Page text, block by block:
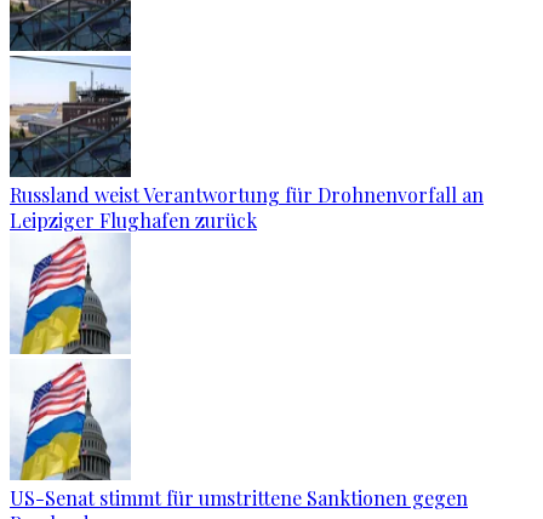
Russland weist Verantwortung für Drohnenvorfall an
Leipziger Flughafen zurück
US-Senat stimmt für umstrittene Sanktionen gegen